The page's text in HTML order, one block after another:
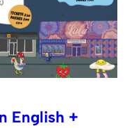
English +